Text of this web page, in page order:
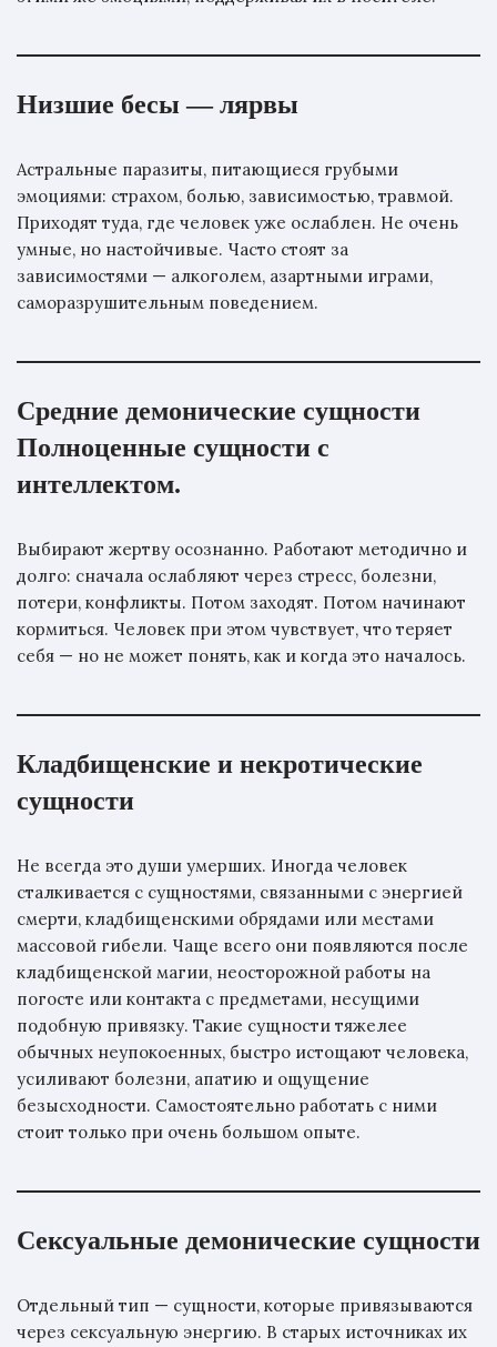
Низшие бесы — лярвы
Астральные паразиты, питающиеся грубыми
эмоциями: страхом, болью, зависимостью, травмой.
Приходят туда, где человек уже ослаблен. Не очень
умные, но настойчивые. Часто стоят за
зависимостями — алкоголем, азартными играми,
саморазрушительным поведением.
Средние демонические сущности
Полноценные сущности с
интеллектом.
Выбирают жертву осознанно. Работают методично и
долго: сначала ослабляют через стресс, болезни,
потери, конфликты. Потом заходят. Потом начинают
кормиться. Человек при этом чувствует, что теряет
себя — но не может понять, как и когда это началось.
Кладбищенские и некротические
сущности
Не всегда это души умерших. Иногда человек
сталкивается с сущностями, связанными с энергией
смерти, кладбищенскими обрядами или местами
массовой гибели. Чаще всего они появляются после
кладбищенской магии, неосторожной работы на
погосте или контакта с предметами, несущими
подобную привязку. Такие сущности тяжелее
обычных неупокоенных, быстро истощают человека,
усиливают болезни, апатию и ощущение
безысходности. Самостоятельно работать с ними
стоит только при очень большом опыте.
Сексуальные демонические сущности
Отдельный тип — сущности, которые привязываются
через сексуальную энергию. В старых источниках их